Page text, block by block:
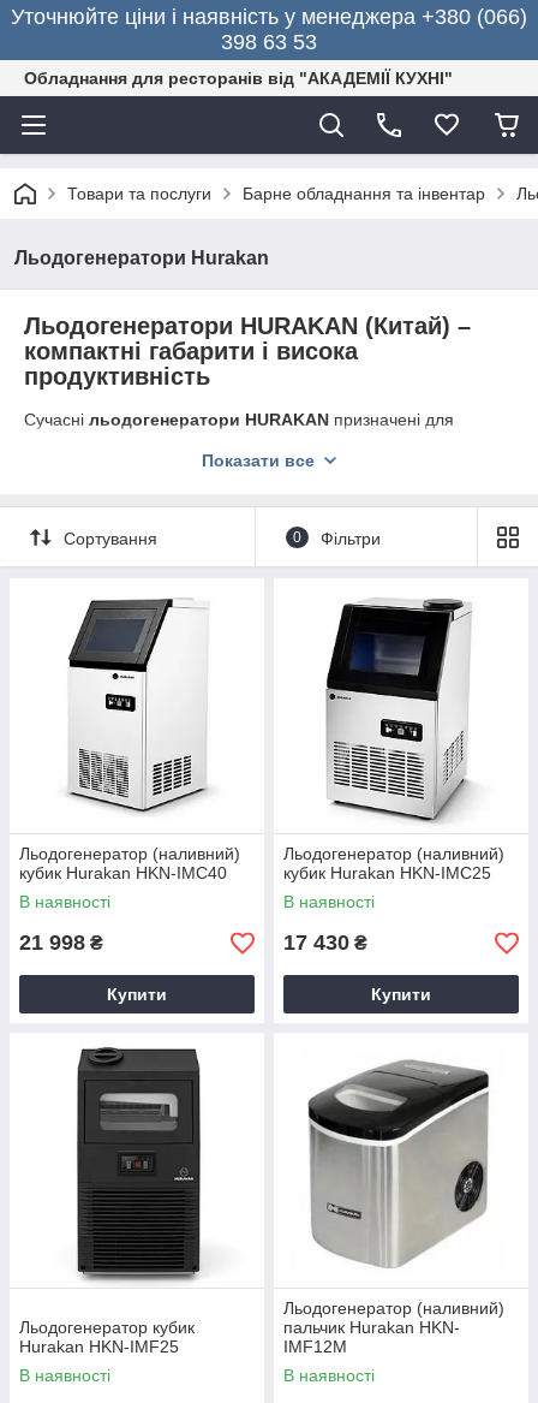
Уточнюйте ціни і наявність у менеджера +380 (066)
398 63 53
Обладнання для ресторанів від "АКАДЕМІЇ КУХНІ"
Товари та послуги Барне обладнання та інвентар
Льодогенератори Hurakan
Льодогенератори HURAKAN (Китай) –
компактні габарити і висока
продуктивність
Сучасні льодогенератори HURAKAN призначені для
льоду. Обладнання наливної і проточного виду підходить для
приміщень, готелів. «Кубики» і «пальчики» використовуються
для охолодження напоїв і коктейлів.
Компанія «Академія кухні» пропонуєкупити
Пристрої функціонують з використанням повітряної системи
охолодження. Моделі відрізняються невеликими розмірами і
мінімальним споживанням електроенергії.
Показати все
Сортування 0 Фільтри
Льодогенератор (наливний)
кубик Hurakan HKN-IMC40
В наявності
21 998 ₴
Купити
Льодогенератор (наливний)
кубик Hurakan HKN-IMC25
В наявності
17 430 ₴
Купити
Льодогенератор кубик
Hurakan HKN-IMF25
В наявності
Льодогенератор (наливний)
пальчик Hurakan HKN-
IMF12M
В наявності